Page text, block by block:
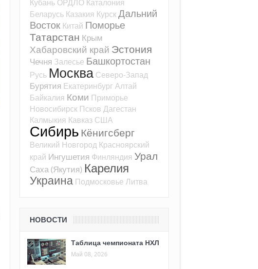
Кубань ОРДЛО Каталония
Беларусь Казакия КурскДальний
Восток Китай Поморье
Татарстан Крым
Хабаровский край Эстония
Чечня Залесье Башкортостан
Русь Москва Северо-Запад
Бурятия Екатеринбург Алтай
Байкалия Коми Приморье
Новосибирск Псков Дагестан
Калмыкия Кавказ США
Сибирь Кёнигсберг
Великий Новгород Красноярский
край Ингушетия Финляндия Урал
Саха (Якутия) Карелия
Украина Подмосковье Литва
НОВОСТИ
Таблица чемпионата НХЛ
Май 08, 2026